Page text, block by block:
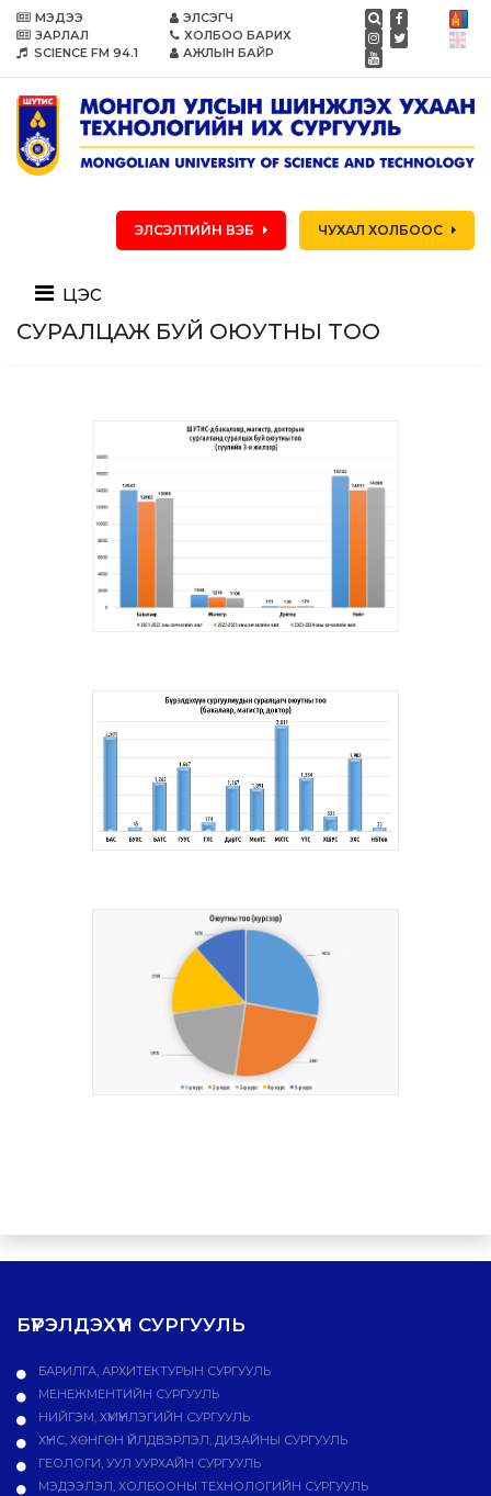
МЭДЭЭ
ЗАРЛАЛ
SCIENCE FM 94.1
ЭЛСЭГЧ
ХОЛБОО БАРИХ
АЖЛЫН БАЙР
ЭЛСЭЛТИЙН ВЭБ ЧУХАЛ ХОЛБООС
цэс
СУРАЛЦАЖ БУЙ ОЮУТНЫ ТОО
БҮРЭЛДЭХҮҮН СУРГУУЛЬ
БАРИЛГА, АРХИТЕКТУРЫН СУРГУУЛЬ
МЕНЕЖМЕНТИЙН СУРГУУЛЬ
НИЙГЭМ, ХҮМҮҮНЛЭГИЙН СУРГУУЛЬ
ХҮНС, ХӨНГӨН ҮЙЛДВЭРЛЭЛ, ДИЗАЙНЫ СУРГУУЛЬ
ГЕОЛОГИ, УУЛ УУРХАЙН СУРГУУЛЬ
МЭДЭЭЛЭЛ, ХОЛБООНЫ ТЕХНОЛОГИЙН СУРГУУЛЬ